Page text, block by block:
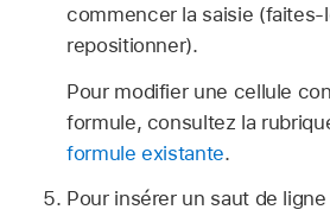
commencer la saisie (faites-
repositionner).
Pour modifier une cellule
formule, consultez la
formule existante.
Pour insérer un saut de